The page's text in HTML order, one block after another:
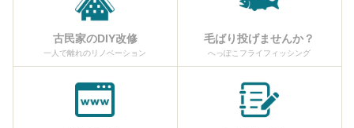
古民家のDIY改修
一人で離れのリノベーション
毛ばり投げませんか？
へっぽこフライフィッシング